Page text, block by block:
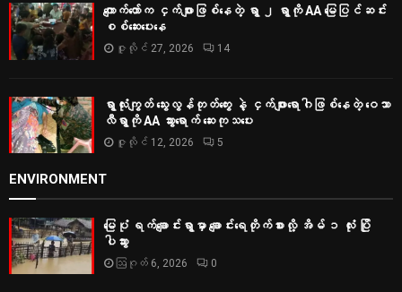
ကျောက်တော်က ငှက်ဖျားဖြစ်နေတဲ့ ရွာ ၂ ရွာကို AA မြေပြင်ဆင်း
စစ်‌ဆေးပေးနေ
ဇူလိုင် 27, 2026 14
ရွာလုံးကျွတ် သွေးလွန်တုတ်ကွေး နဲ့ ငှက်ဖျားရောဂါဖြစ်နေတဲ့ ဝေသာ
လီရွာကို AA သွားရောက် ဆေးကုသပေး
ဇူလိုင် 12, 2026 5
ENVIRONMENT
မြေပုံ ရက်ချောင်းရွာမှာ ချောင်းရေတိုက်စားလို့ အိမ် ၁ လုံး ပြို
ပါသွား
ဩဂုတ် 6, 2026 0